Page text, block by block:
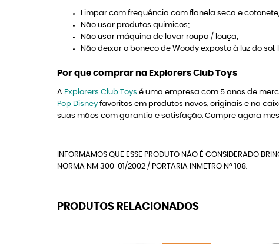
Limpar com frequência com flanela seca e
Não usar produtos químicos;
Não usar máquina de lavar roupa / louça;
Não deixar o boneco de Woody exposto à luz do
Por que comprar na Explorers Club Toys
A Explorers Club Toys é uma empresa com 5 anos de
Pop Disney favoritos em produtos novos, originais e na
suas mãos com garantia e satisfação. Compre agora
INFORMAMOS QUE ESSE PRODUTO NÃO É CONSIDERADO
NORMA NM 300-01/2002 / PORTARIA INMETRO Nº 108.
PRODUTOS RELACIONADOS